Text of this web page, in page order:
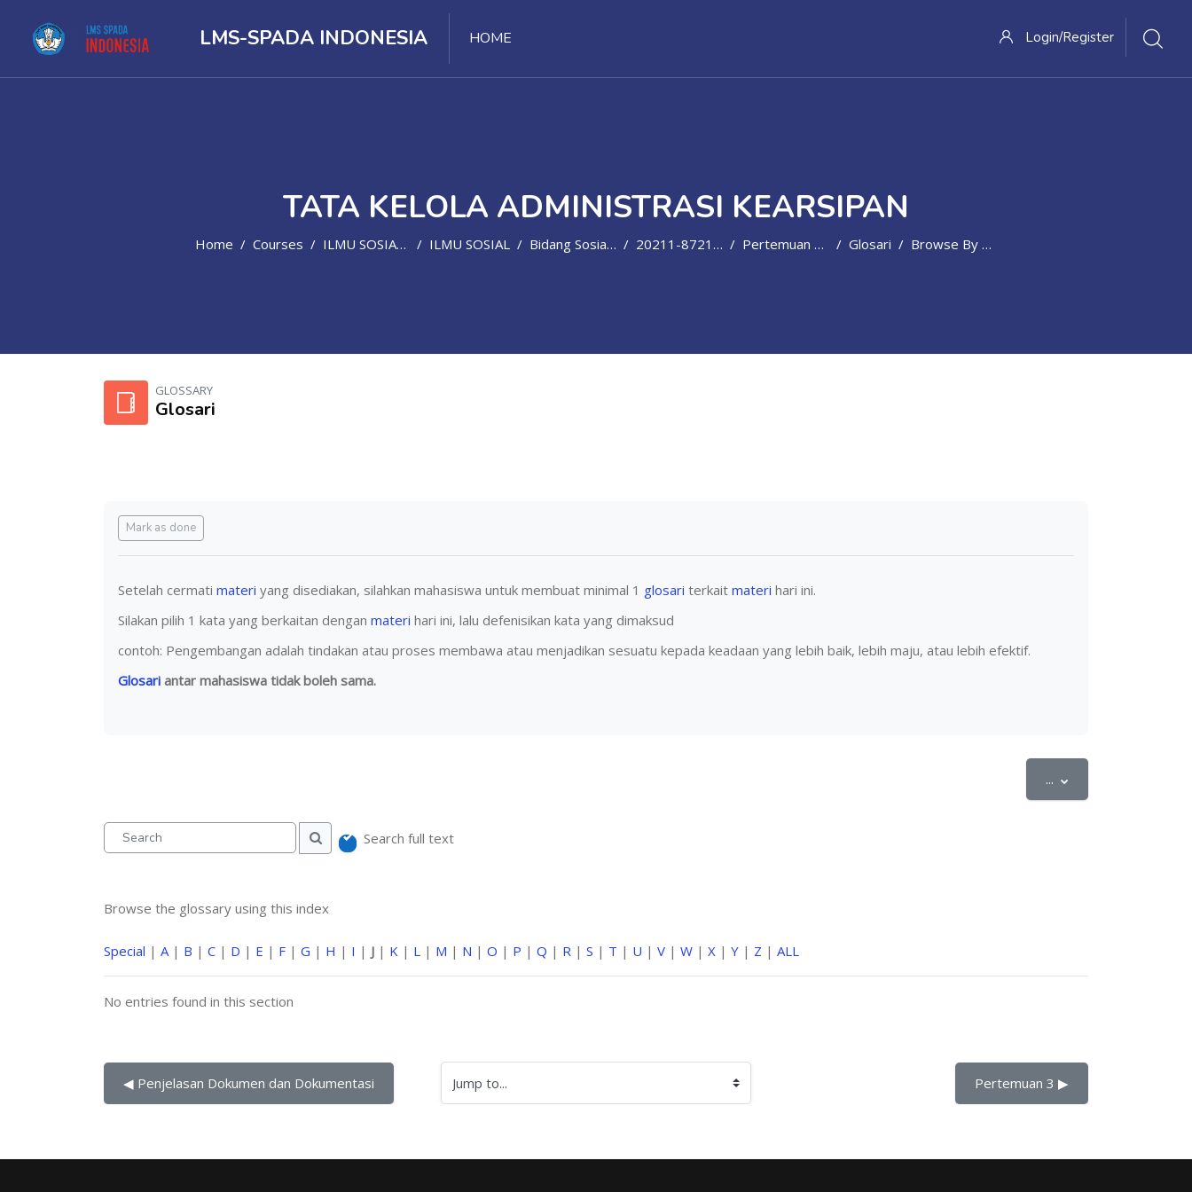
LMS-SPADA INDONESIA HOME Login/Register
TATA KELOLA ADMINISTRASI KEARSIPAN
Home Courses ILMU SOSIAL, POLITIK, HUMANIORA ILMU SOSIAL Bidang Sosial Lain Yang Belum Tercantum 20211-87210-19F03C505 Pertemuan 2: Dokumen Dan Dokumentasi Glosari Browse By Alphabet
GLOSSARY
Glosari
Completion requirements
Mark as done
Setelah cermati materi yang disediakan, silahkan mahasiswa untuk membuat minimal 1 glosari terkait materi hari ini.
Silakan pilih 1 kata yang berkaitan dengan materi hari ini, lalu defenisikan kata yang dimaksud
contoh: Pengembangan adalah tindakan atau proses membawa atau menjadikan sesuatu kepada keadaan yang lebih baik, lebih maju, atau lebih efektif.
Glosari antar mahasiswa tidak boleh sama.
... Export entries
Search
Search
Search full text
Browse the glossary using this index
Special | A| B | C | D | E | F | G | H | I | J | K | L | M | N | O | P | Q | R | S | T | U | V | W | X | Y | Z | ALL
No entries found in this section
◀︎ Penjelasan Dokumen dan Dokumentasi Jump to... Pertemuan 3 ▶︎